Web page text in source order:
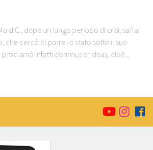
d.C., dopo un lungo periodo di crisi, salì al
che cercò di porre lo stato sotto il suo
infatti dominus et deus, cioè...